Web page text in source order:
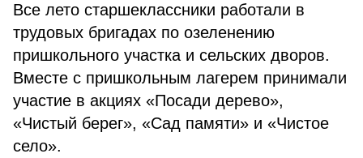
Все лето старшеклассники работали в
трудовых бригадах по озеленению
пришкольного участка и сельских дворов.
Вместе с пришкольным лагерем принимали
участие в акциях «Посади дерево»,
«Чистый берег», «Сад памяти» и «Чистое
село».